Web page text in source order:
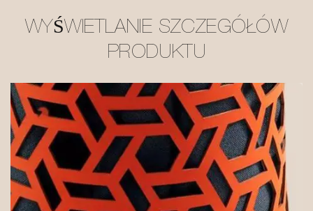
WYŚWIETLANIE SZCZEGÓŁÓW
PRODUKTU